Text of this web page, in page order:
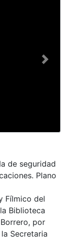
Next
de seguridad
Plano
Fílmico del
Biblioteca
por
Secretaria